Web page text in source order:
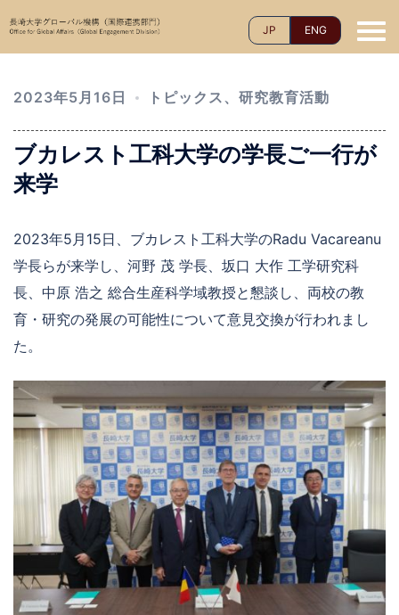
ン
テ
JP ENG
2023年5月16日 トピックス 、 研究教育活動
ブカレスト工科大学の学長ご一行が
来学
2023年5月15日、ブカレスト工科大学のRadu Vacareanu
学長らが来学し、河野 茂 学長、坂口 大作 工学研究科
長、中原 浩之 総合生産科学域教授と懇談し、両校の教
育・研究の発展の可能性について意見交換が行われまし
た。